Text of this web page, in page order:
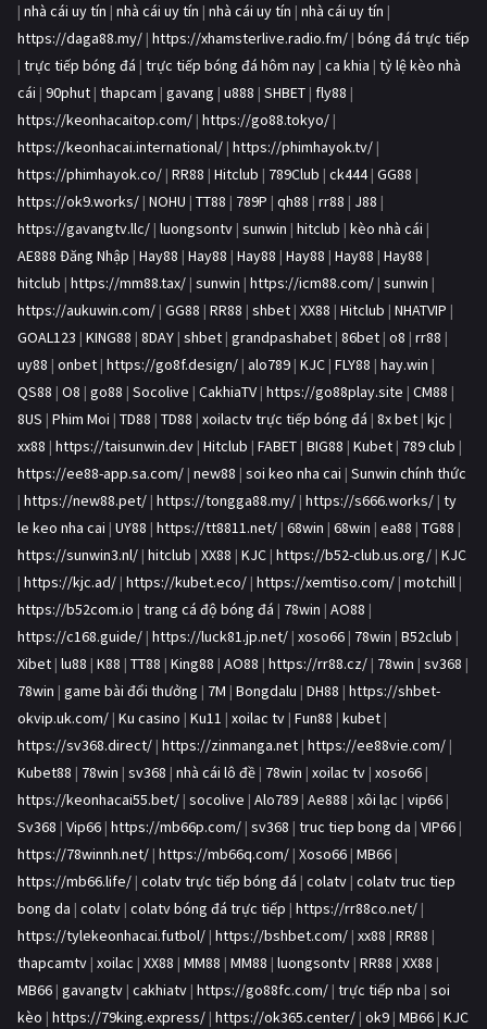
| nhà cái uy tín | nhà cái uy tín | nhà cái uy tín | nhà cái uy tín |
https://daga88.my/ | https://xhamsterlive.radio.fm/ | bóng đá trực tiếp
| trực tiếp bóng đá | trực tiếp bóng đá hôm nay | ca khia | tỷ lệ kèo nhà
cái | 90phut | thapcam | gavang | u888 | SHBET | fly88 |
https://keonhacaitop.com/ | https://go88.tokyo/ |
https://keonhacai.international/ | https://phimhayok.tv/ |
https://phimhayok.co/ | RR88 | Hitclub | 789Club | ck444| GG88 |
https://ok9.works/ | NOHU | TT88 | 789P | qh88 | rr88 | J88 |
https://gavangtv.llc/ | luongsontv | sunwin | hitclub | kèo nhà cái |
AE888 Đăng Nhập | Hay88 | Hay88 | Hay88 | Hay88 | Hay88 | Hay88 |
hitclub | https://mm88.tax/ | sunwin | https://icm88.com/ | sunwin |
https://aukuwin.com/ | GG88 | RR88 | shbet | XX88 | Hitclub | NHATVIP |
GOAL123 | KING88 | 8DAY | shbet | grandpashabet | 86bet | o8 | rr88 |
uy88 | onbet | https://go8f.design/ | alo789 | KJC | FLY88 | hay.win |
QS88 | O8 | go88 | Socolive | CakhiaTV | https://go88play.site | CM88 |
8US | Phim Moi | TD88 | TD88 | xoilactv trực tiếp bóng đá | 8x bet | kjc |
xx88 | https://taisunwin.dev | Hitclub | FABET | BIG88 | Kubet | 789 club |
https://ee88-app.sa.com/ | new88 | soi keo nha cai | Sunwin chính thức
| https://new88.pet/ | https://tongga88.my/ | https://s666.works/ | ty
le keo nha cai | UY88 | https://tt8811.net/ | 68win | 68win | ea88 | TG88 |
https://sunwin3.nl/ | hitclub | XX88 | KJC | https://b52-club.us.org/ | KJC
| https://kjc.ad/ | https://kubet.eco/ | https://xemtiso.com/ | motchill |
https://b52com.io | trang cá độ bóng đá | 78win | AO88 |
https://c168.guide/ | https://luck81.jp.net/ | xoso66 | 78win | B52club |
Xibet | lu88 | K88 | TT88 | King88 | AO88 | https://rr88.cz/ | 78win | sv368 |
78win | game bài đổi thưởng | 7M | Bongdalu | DH88 | https://shbet-
okvip.uk.com/ | Ku casino | Ku11 | xoilac tv | Fun88 | kubet |
https://sv368.direct/ | https://zinmanga.net | https://ee88vie.com/ |
Kubet88 | 78win | sv368 | nhà cái lô đề | 78win | xoilac tv | xoso66 |
https://keonhacai55.bet/ | socolive | Alo789 | Ae888 | xôi lạc | vip66 |
Sv368 | Vip66 | https://mb66p.com/ | sv368 | truc tiep bong da | VIP66 |
https://78winnh.net/ | https://mb66q.com/ | Xoso66 | MB66 |
https://mb66.life/ | colatv trực tiếp bóng đá | colatv | colatv truc tiep
bong da | colatv | colatv bóng đá trực tiếp | https://rr88co.net/ |
https://tylekeonhacai.futbol/ | https://bshbet.com/ | xx88 | RR88 |
thapcamtv | xoilac | XX88 | MM88 | MM88 | luongsontv | RR88 | XX88 |
MB66 | gavangtv | cakhiatv | https://go88fc.com/ | trực tiếp nba | soi
kèo | https://79king.express/ | https://ok365.center/ | ok9 | MB66 | KJC